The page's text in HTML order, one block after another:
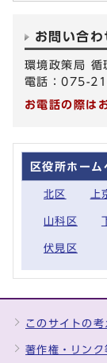
お問い合わ
環境政策局 循
電話：075-
お電話の際は
区役所ホーム
北区 上
山科区
伏見区
このサイトの考
著作権・リンク